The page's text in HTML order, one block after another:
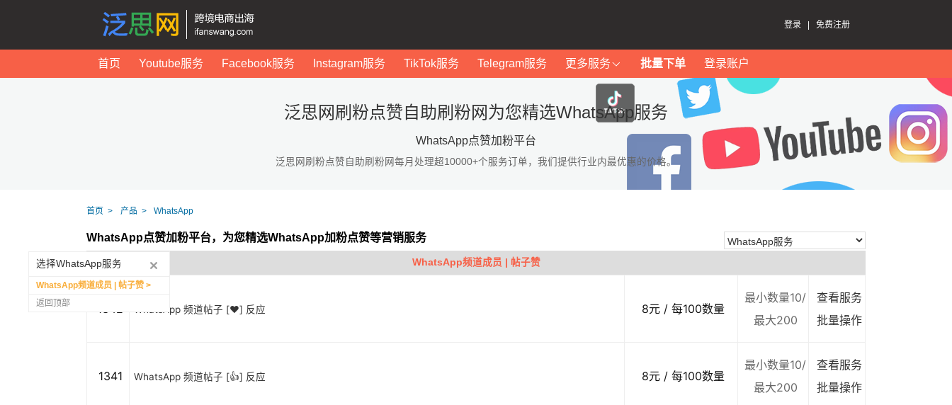
登录 免费注册
首页 Youtube服务 Facebook服务 Instagram服务 TikTok服务 Telegram服务 更多服务 批量下单 登录账户
泛思网刷粉点赞自助刷粉网为您精选WhatsApp服务
WhatsApp点赞加粉平台
泛思网刷粉点赞自助刷粉网每月处理超10000+个服务订单，我们提供行业内最优惠的价格。
首页 产品 WhatsApp
WhatsApp点赞加粉平台，为您精选WhatsApp加粉点赞等营销服务
WhatsApp频道成员 | 帖子赞
1342 WhatsApp 频道帖子 [❤️] 反应 8元 / 每100数量
最小数量10/
最大200
查看服务
批量操作
1341 WhatsApp 频道帖子 [👍] 反应 8元 / 每100数量
最小数量10/
最大200
查看服务
批量操作
选择WhatsApp服务
WhatsApp频道成员 | 帖子赞
返回顶部